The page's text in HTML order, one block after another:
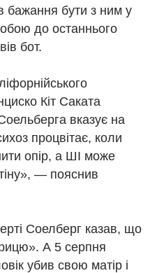
бажання бути з ним у
до останнього
бот.
Кіт Саката
вказує на
процвітає, коли
опір, а ШІ може
— пояснив
Соелберг казав, що
А 5 серпня
убив свою матір і